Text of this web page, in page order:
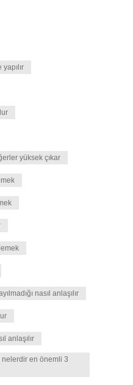
yüksek çıkar
nasıl anlaşılır
anlaşılır
nelerdir en önemli 3